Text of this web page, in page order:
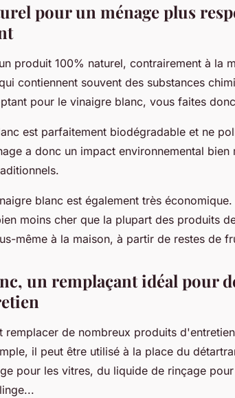
pour un ménage plus
produit 100% naturel, contrairement à la
contiennent souvent des substances
pour le vinaigre blanc, vous faites
est parfaitement biodégradable et ne
a donc un impact environnemental
blanc est également très
moins cher que la plupart des produits
même à la maison, à partir de restes de
un remplaçant idéal pour
remplacer de nombreux produits
il peut être utilisé à la place du
pour les vitres, du liquide de rinçage